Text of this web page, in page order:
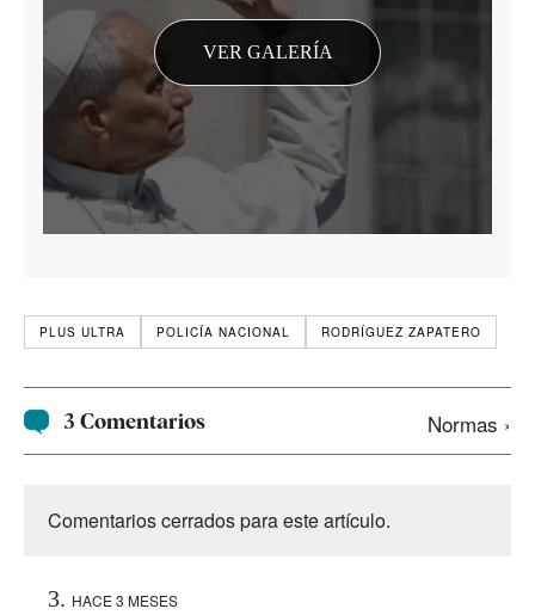
VER GALERÍA
PLUS ULTRA POLICÍA NACIONAL RODRÍGUEZ ZAPATERO
3 Comentarios Normas ›
Comentarios cerrados para este artículo.
HACE 3 MESES